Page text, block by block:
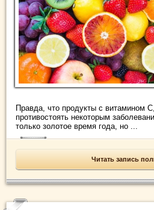
Правда, что продукты с витамином
противостоять некоторым
только золотое время года, но ...
Читать запись